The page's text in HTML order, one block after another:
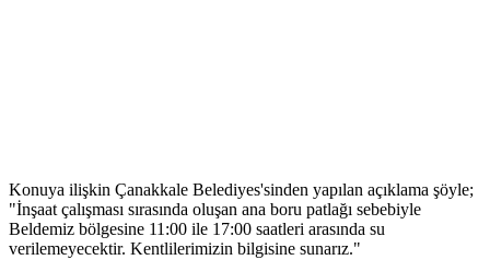
Konuya ilişkin Çanakkale Belediyes'sinden yapılan açıklama şöyle;
"İnşaat çalışması sırasında oluşan ana boru patlağı sebebiyle
Beldemiz bölgesine 11:00 ile 17:00 saatleri arasında su
verilemeyecektir. Kentlilerimizin bilgisine sunarız."